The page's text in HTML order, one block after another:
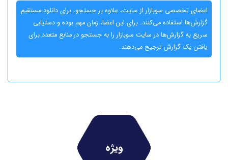
اعضای تخصصی سوبازار از سایت، علاوه بر جستجو، برای دانلود مستقیم
گزارش‌ها استفاده می‌کنند. برای این اعضا، زمان مهم بوده و دستیابی
سریع به گزارش‌ها در سایت سوبازار را به جستجو در منابع متعدد برای
یافتن یک گزارش ترجیح می‌دهند.
ویژه